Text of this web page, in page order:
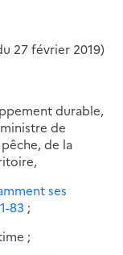
27 février 2019)
durable,
de
de la
ses
83 ;
;